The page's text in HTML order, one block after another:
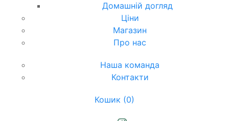
Домашній догляд
Ціни
Магазин
Про нас
Наша команда
Контакти
Кошик (0)